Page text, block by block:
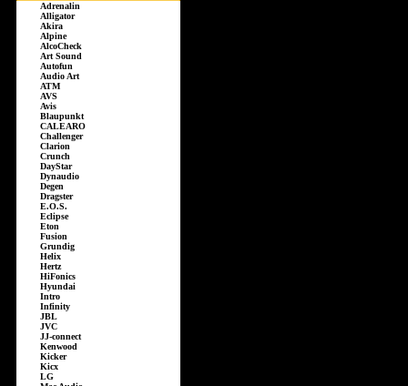
Adrenalin
Alligator
Akira
Alpine
AlcoCheck
Art Sound
Autofun
Audio Art
ATM
AVS
Avis
Blaupunkt
CALEARO
Challenger
Clarion
Crunch
DayStar
Dynaudio
Degen
Dragster
E.O.S.
Eclipse
Eton
Fusion
Grundig
Helix
Hertz
HiFonics
Hyundai
Intro
Infinity
JBL
JVC
JJ-connect
Kenwood
Kicker
Kicx
LG